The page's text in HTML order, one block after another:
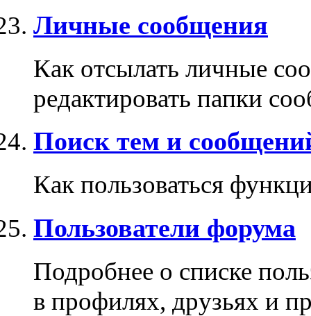
Личные сообщения
Как отсылать личные
редактировать папки
Поиск тем и
Как пользоваться
Пользователи форума
Подробнее о списке
в профилях, друзьях и